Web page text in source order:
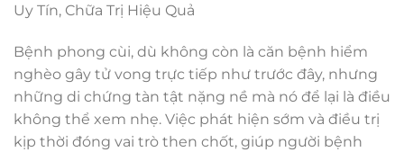
Uy Tín, Chữa Trị Hiệu Quả
Bệnh phong cùi, dù không còn là căn bệnh hiểm
nghèo gây tử vong trực tiếp như trước đây, nhưng
những di chứng tàn tật nặng nề mà nó để lại là điều
không thể xem nhẹ. Việc phát hiện sớm và điều trị
kịp thời đóng vai trò then chốt, giúp người bệnh